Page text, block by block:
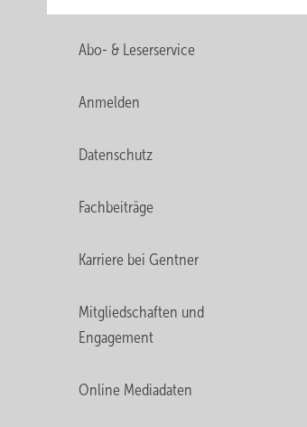
Abo- & Leserservice
Anmelden
Datenschutz
Fachbeiträge
Karriere bei Gentner
Mitgliedschaften und
Engagement
Online Mediadaten